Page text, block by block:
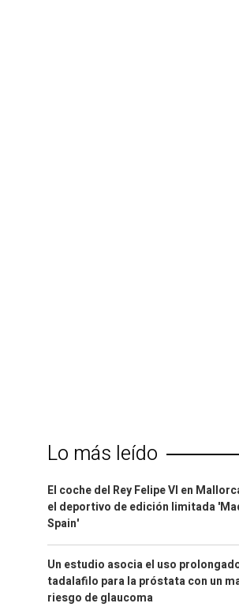
Lo más leído
El coche del Rey Felipe VI en
el deportivo de edición limitada
Spain'
Un estudio asocia el uso
tadalafilo para la próstata con un
riesgo de glaucoma